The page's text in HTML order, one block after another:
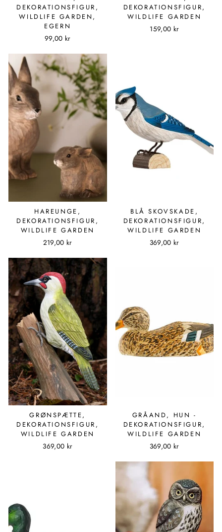
DEKORATIONSFIGUR,
WILDLIFE GARDEN,
EGERN
99,00 kr
DEKORATIONSFIGUR,
WILDLIFE GARDEN
159,00 kr
HAREUNGE,
DEKORATIONSFIGUR,
WILDLIFE GARDEN
219,00 kr
BLÅ SKOVSKADE,
DEKORATIONSFIGUR,
WILDLIFE GARDEN
369,00 kr
GRØNSPÆTTE,
DEKORATIONSFIGUR,
WILDLIFE GARDEN
369,00 kr
GRÅAND, HUN -
DEKORATIONSFIGUR,
WILDLIFE GARDEN
369,00 kr